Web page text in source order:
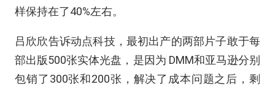
样保持在了40%左右。
吕欣欣告诉动点科技，最初出产的两部片子敢于每
部出版500张实体光盘，是因为 DMM和亚马逊分别
包销了300张和200张，解决了成本问题之后，剩